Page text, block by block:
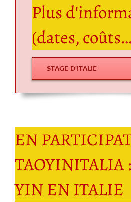
Plus
(dates,
STAGE D'ITALIE
EN
TAOYINITALIA
YIN EN ITALIE